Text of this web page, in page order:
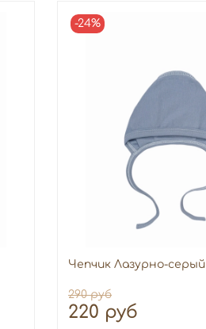
-24%
Чепчик Лазурно-серый
290 руб
220 руб